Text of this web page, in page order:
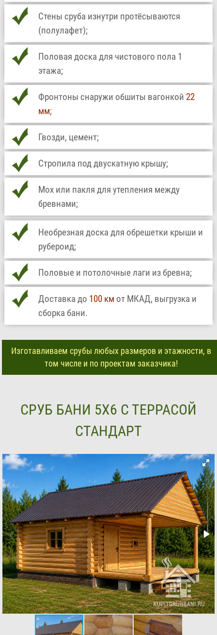
Стены сруба изнутри протёсываются
(полулафет);
Половая доска для чистового пола 1
этажа;
Фронтоны снаружи обшиты вагонкой 22
мм;
Гвозди, цемент;
Стропила под двускатную крышу;
Мох или пакля для утепления между
бревнами;
Необрезная доска для обрешетки крыши и
рубероид;
Половые и потолочные лаги из бревна;
Доставка до 100 км от МКАД, выгрузка и
сборка бани.
Изготавливаем срубы любых размеров и этажности, в
том числе и по проектам заказчика!
СРУБ БАНИ 5Х6 С ТЕРРАСОЙ
СТАНДАРТ